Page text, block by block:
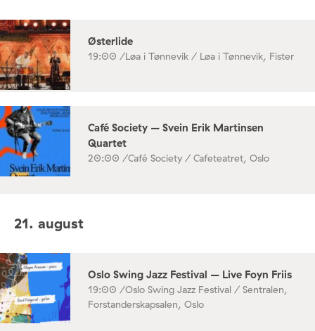
Østerlide
19:00 /Løa i Tønnevik / Løa i Tønnevik, Fister
Café Society – Svein Erik Martinsen
Quartet
20:00 /Café Society / Cafeteatret, Oslo
21. august
Oslo Swing Jazz Festival – Live Foyn Friis
19:00 /Oslo Swing Jazz Festival / Sentralen,
Forstanderskapsalen, Oslo